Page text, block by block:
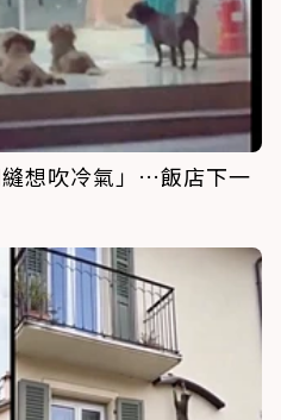
想吹冷氣」…飯店下一